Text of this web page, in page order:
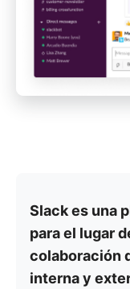
Slack es una
para el lugar
colaboración
interna y